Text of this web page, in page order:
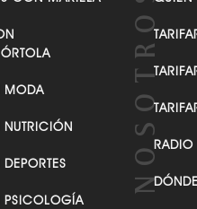
MODA
NUTRICIÓN
PSICOLOGÍA
RADIO